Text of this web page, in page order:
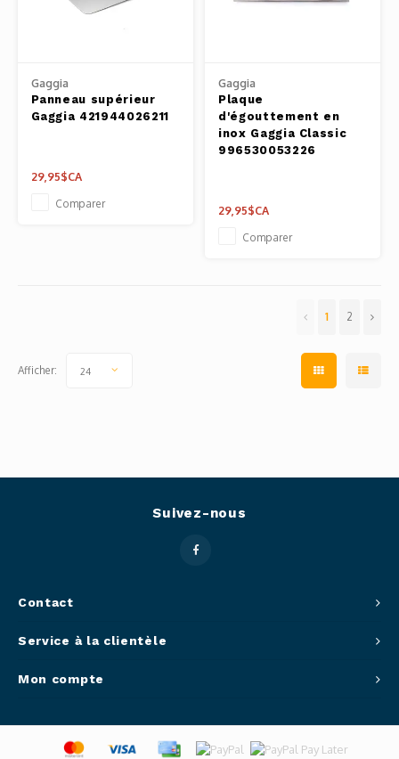
Gaggia
Panneau supérieur
Gaggia 421944026211
29,95$CA
Comparer
Gaggia
Plaque
d'égouttement en
inox Gaggia Classic
996530053226
29,95$CA
Comparer
1 2
Afficher: 24
Contact
Suivez-nous
Service à la clientèle
Mon compte